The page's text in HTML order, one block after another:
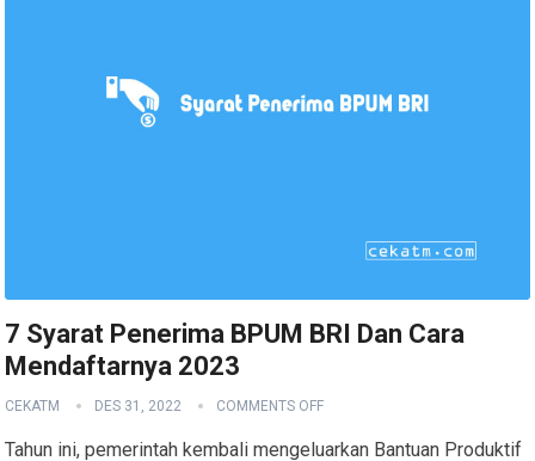
7 Syarat Penerima BPUM BRI Dan Cara
Mendaftarnya 2023
CEKATM DES 31, 2022 COMMENTS OFF
Tahun ini, pemerintah kembali mengeluarkan Bantuan Produktif